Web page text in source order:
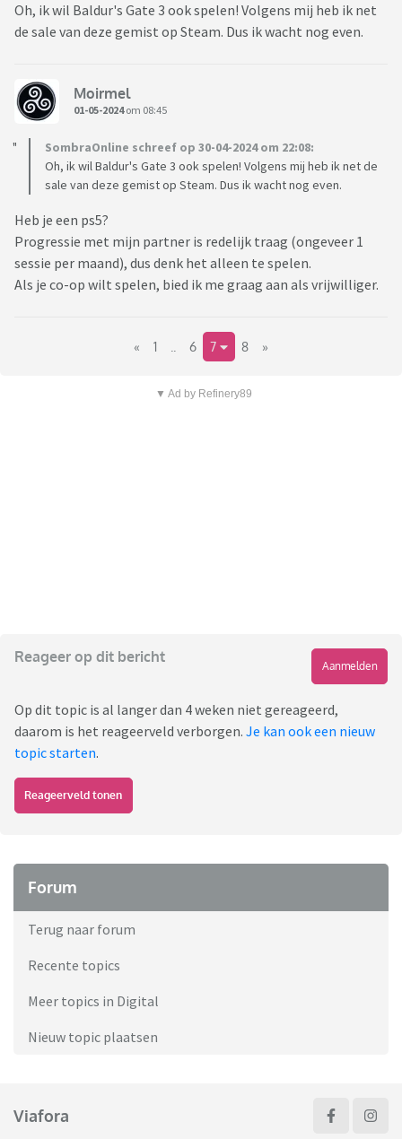
Oh, ik wil Baldur's Gate 3 ook spelen! Volgens mij heb ik net
de sale van deze gemist op Steam. Dus ik wacht nog even.
Moirmel
01-05-2024om 08:45
SombraOnline schreef op 30-04-2024 om 22:08:
Oh, ik wil Baldur's Gate 3 ook spelen! Volgens mij heb ik net de
sale van deze gemist op Steam. Dus ik wacht nog even.
Heb je een ps5?
Progressie met mijn partner is redelijk traag (ongeveer 1
sessie per maand), dus denk het alleen te spelen.
Als je co-op wilt spelen, bied ik me graag aan als vrijwilliger.
« 1 6 7 8 »
▼ Ad by Refinery89
Reageer op dit bericht
Aanmelden
Op dit topic is al langer dan 4 weken niet gereageerd,
daarom is het reageerveld verborgen. Je kan ook een nieuw
topic starten.
Reageerveld tonen
Forum
Terug naar forum
Recente topics
Meer topics in Digital
Nieuw topic plaatsen
Viafora